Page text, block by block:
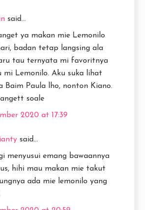
said...
ya makan mie Lemonilo
badan tetap langsing ala
tau ternyata mi favoritnya
mi Lemonilo. Aku suka lihat
Baim Paula lho, nonton Kiano.
soale
2020 at 17:39
said...
menyusui emang bawaannya
hihi mau makan mie takut
ada mie lemonilo yang